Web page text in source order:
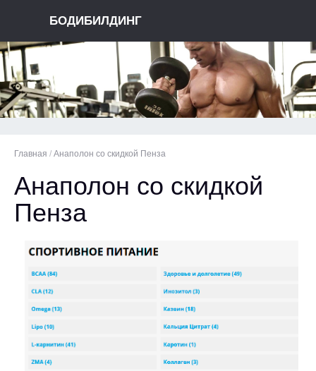
БОДИБИЛДИНГ
Главная / Анаполон со скидкой Пенза
Анаполон со скидкой
Пенза